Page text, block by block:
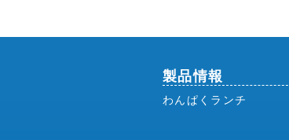
製品情報
わんぱくランチ